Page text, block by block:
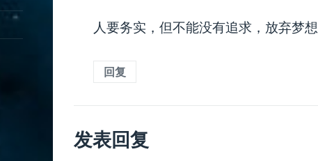
人要务实，但不能没有追求，放弃梦想
回复
发表回复